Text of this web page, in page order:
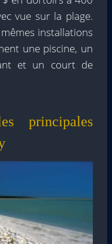
vue sur la plage.
installations
une piscine, un
et un court de
principales